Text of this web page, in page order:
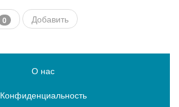
0 Добавить
О нас
Конфиденциальность